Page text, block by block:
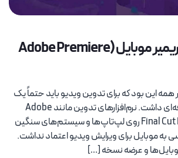
راهنمای جامع پریمیر موبایل (Adobe Premiere
این بود که برای تدوین ویدیو باید حتماً یک
سیستم قدرتمند و حرفه‌ای داشت. نرم‌افزارهای تدوین مانند Adobe
Premiere Pro یا Final Cut Pro روی لپ‌تاپ‌ها و سیستم‌های سنگین
به موبایل برای ویرایش ویدیو اعتماد نداشت.
و عرضه نسخه […]